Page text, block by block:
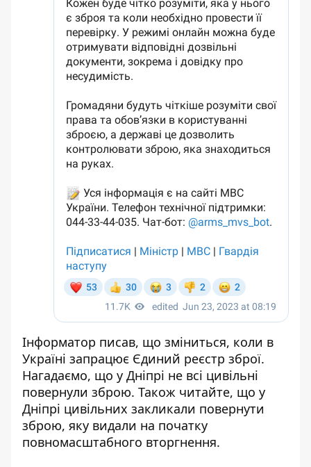
Інформатор писав, що зміниться, коли в
Україні запрацює Єдиний реєстр зброї.
Нагадаємо, що у Дніпрі не всі цивільні
повернули зброю. Також читайте, що у
Дніпрі цивільних закликали повернути
зброю, яку видали на початку
повномасштабного вторгнення.